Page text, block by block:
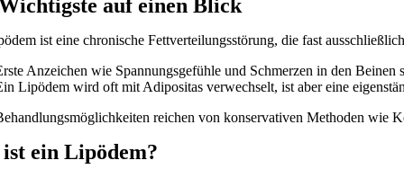
auf einen Blick
ist eine chronische Fettverteilungsstörung, die fast
Anzeichen wie Spannungsgefühle und Schmerzen in den
Lipödem wird oft mit Adipositas verwechselt, ist aber eine
reichen von konservativen Methoden wie
ist ein Lipödem?